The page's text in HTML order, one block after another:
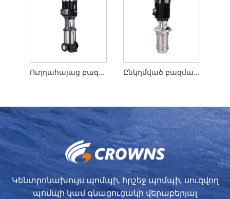
Ուղղահայաց բազմազան կենտրոնախույս պոմպ CDL Ընկղմված բազմաշերտ պոմպ CDLK / CDLKF
Կենտրոնախույս պոմպի, հրշեջ պոմպի, սուզվող
պոմպի կամ գնացուցակի վերաբերյալ